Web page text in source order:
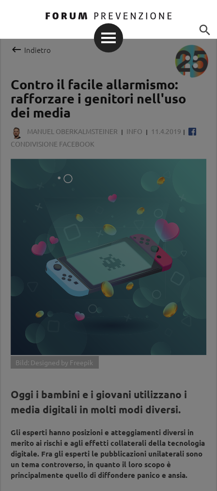

 Indietro
Contro il facile allarmismo:
rafforzare i genitori nell'uso
dei media
MANUEL OBERKALMSTEINER INFO
11.4.2019
CONDIVISIONE FACEBOOK
Bild: Designed by Freepik
Oggi i bambini e i giovani utilizzano i
media digitali in molti modi diversi.
Gli esperti hanno posizioni e atteggiamenti diversi in
merito ai rischi e agli effetti collaterali della tecnologia
digitale. Fra gli esperti le pubblicazioni unilaterali sono
un tema controverso, in quanto il loro scopo è
principalmente quello di diffondere panico e ansia.